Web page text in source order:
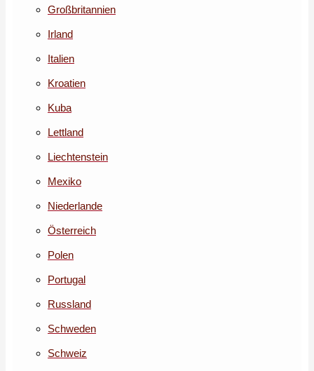
Großbritannien
Irland
Italien
Kroatien
Kuba
Lettland
Liechtenstein
Mexiko
Niederlande
Österreich
Polen
Portugal
Russland
Schweden
Schweiz